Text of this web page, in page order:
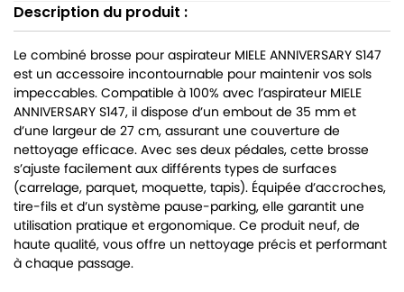
Description du produit :
Le combiné brosse pour aspirateur MIELE ANNIVERSARY S147
est un accessoire incontournable pour maintenir vos sols
impeccables. Compatible à 100% avec l’aspirateur MIELE
ANNIVERSARY S147, il dispose d’un embout de 35 mm et
d’une largeur de 27 cm, assurant une couverture de
nettoyage efficace. Avec ses deux pédales, cette brosse
s’ajuste facilement aux différents types de surfaces
(carrelage, parquet, moquette, tapis). Équipée d’accroches,
tire-fils et d’un système pause-parking, elle garantit une
utilisation pratique et ergonomique. Ce produit neuf, de
haute qualité, vous offre un nettoyage précis et performant
à chaque passage.